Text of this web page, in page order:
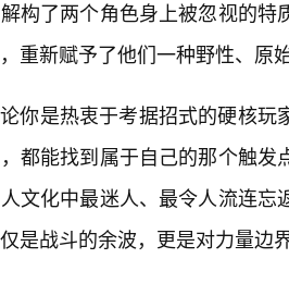
构了两个角色身上被忽视的
重新赋予了他们一种野性、原
你是热衷于考据招式的硬核
都能找到属于自己的那个触
文化中最迷人、最令人流连
是战斗的余波，更是对力量边